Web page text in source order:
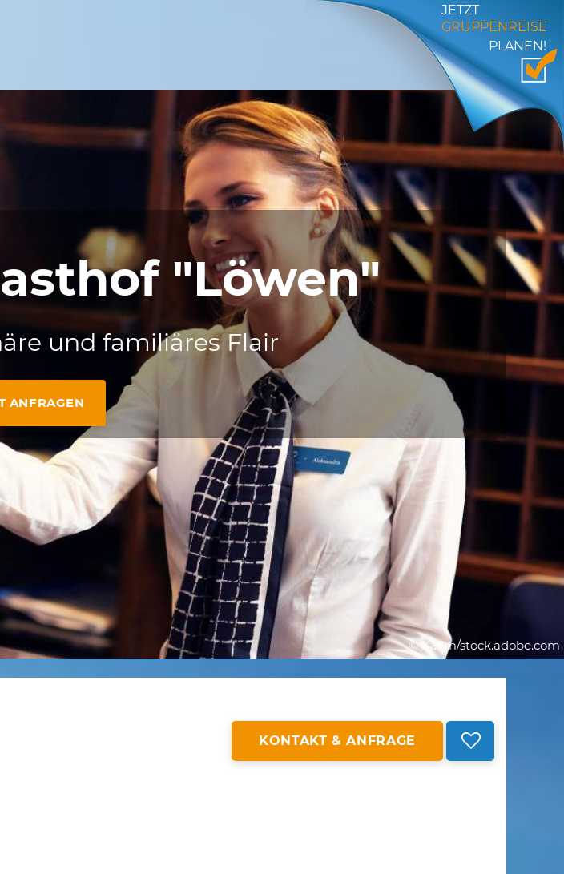
JETZT
GRUPPENREISE
PLANEN!
"Löwen"
und familiäres Flair
ANFRAGEN
© Kalim/stock.adobe.com
KONTAKT & ANFRAGE